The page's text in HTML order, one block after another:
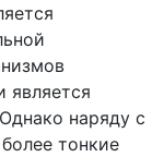
является
наряду с
тонкие